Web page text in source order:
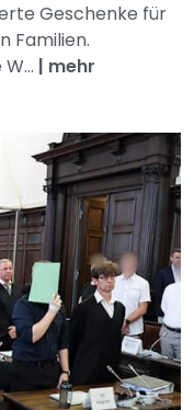
Geschenke für
Familien.
| mehr